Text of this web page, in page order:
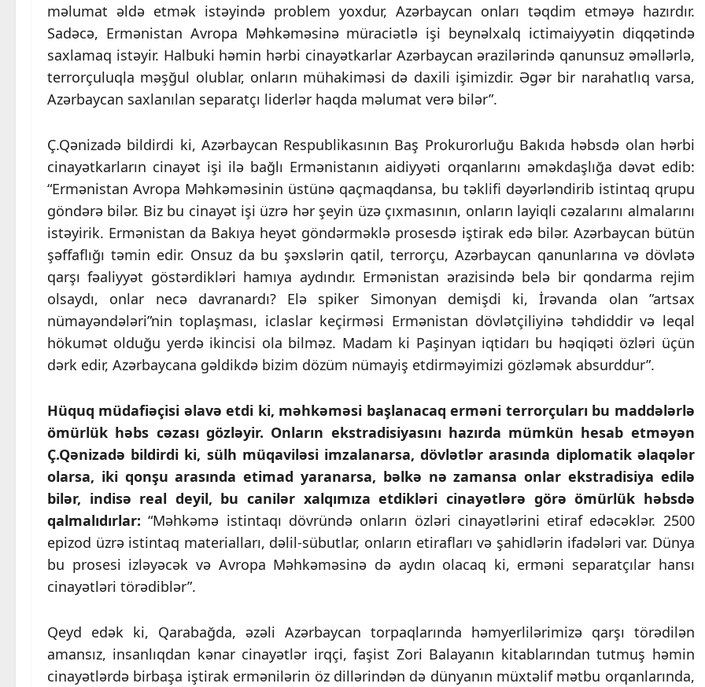
məlumat əldə etmək istəyində problem yoxdur, Azərbaycan onları təqdim etməyə hazırdır.
Sadəcə, Ermənistan Avropa Məhkəməsinə müraciətlə işi beynəlxalq ictimaiyyətin diqqətində
saxlamaq istəyir. Halbuki həmin hərbi cinayətkarlar Azərbaycan ərazilərində qanunsuz əməllərlə,
terrorçuluqla məşğul olublar, onların mühakiməsi də daxili işimizdir. Əgər bir narahatlıq varsa,
Azərbaycan saxlanılan separatçı liderlər haqda məlumat verə bilər”.
Ç.Qənizadə bildirdi ki, Azərbaycan Respublikasının Baş Prokurorluğu Bakıda həbsdə olan hərbi
cinayətkarların cinayət işi ilə bağlı Ermənistanın aidiyyəti orqanlarını əməkdaşlığa dəvət edib:
“Ermənistan Avropa Məhkəməsinin üstünə qaçmaqdansa, bu təklifi dəyərləndirib istintaq qrupu
göndərə bilər. Biz bu cinayət işi üzrə hər şeyin üzə çıxmasının, onların layiqli cəzalarını almalarını
istəyirik. Ermənistan da Bakıya heyət göndərməklə prosesdə iştirak edə bilər. Azərbaycan bütün
şəffaflığı təmin edir. Onsuz da bu şəxslərin qatil, terrorçu, Azərbaycan qanunlarına və dövlətə
qarşı fəaliyyət göstərdikləri hamıya aydındır. Ermənistan ərazisində belə bir qondarma rejim
olsaydı, onlar necə davranardı? Elə spiker Simonyan demişdi ki, İrəvanda olan ”artsax
nümayəndələri”nin toplaşması, iclaslar keçirməsi Ermənistan dövlətçiliyinə təhdiddir və leqal
hökumət olduğu yerdə ikincisi ola bilməz. Madam ki Paşinyan iqtidarı bu həqiqəti özləri üçün
dərk edir, Azərbaycana gəldikdə bizim dözüm nümayiş etdirməyimizi gözləmək absurddur”.
Hüquq müdafiəçisi əlavə etdi ki, məhkəməsi başlanacaq erməni terrorçuları bu maddələrlə
ömürlük həbs cəzası gözləyir. Onların ekstradisiyasını hazırda mümkün hesab etməyən
Ç.Qənizadə bildirdi ki, sülh müqaviləsi imzalanarsa, dövlətlər arasında diplomatik əlaqələr
olarsa, iki qonşu arasında etimad yaranarsa, bəlkə nə zamansa onlar ekstradisiya edilə
bilər, indisə real deyil, bu canilər xalqımıza etdikləri cinayətlərə görə ömürlük həbsdə
qalmalıdırlar: “Məhkəmə istintaqı dövründə onların özləri cinayətlərini etiraf edəcəklər. 2500
epizod üzrə istintaq materialları, dəlil-sübutlar, onların etirafları və şahidlərin ifadələri var. Dünya
bu prosesi izləyəcək və Avropa Məhkəməsinə də aydın olacaq ki, erməni separatçılar hansı
cinayətləri törədiblər”.
Qeyd edək ki, Qarabağda, əzəli Azərbaycan torpaqlarında həmyerlilərimizə qarşı törədilən
amansız, insanlıqdan kənar cinayətlər irqçi, faşist Zori Balayanın kitablarından tutmuş həmin
cinayətlərdə birbaşa iştirak ermənilərin öz dillərindən də dünyanın müxtəlif mətbu orqanlarında,